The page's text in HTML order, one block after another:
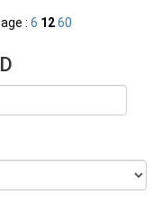
: 6 12 60